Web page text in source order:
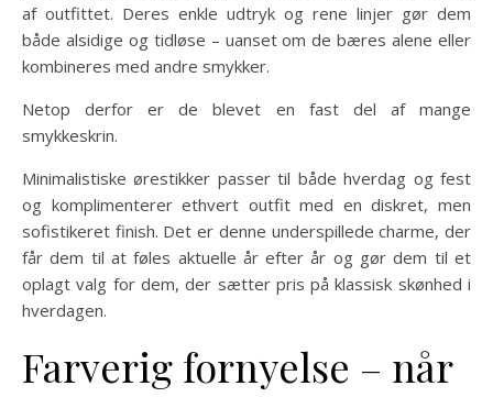
af outfittet. Deres enkle udtryk og rene linjer gør dem
både alsidige og tidløse – uanset om de bæres alene eller
kombineres med andre smykker.
Netop derfor er de blevet en fast del af mange
smykkeskrin.
Minimalistiske ørestikker passer til både hverdag og fest
og komplimenterer ethvert outfit med en diskret, men
sofistikeret finish. Det er denne underspillede charme, der
får dem til at føles aktuelle år efter år og gør dem til et
oplagt valg for dem, der sætter pris på klassisk skønhed i
hverdagen.
Farverig fornyelse – når